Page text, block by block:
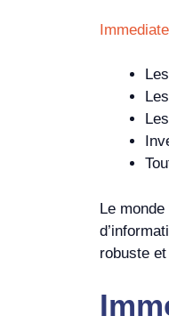
Le
robuste